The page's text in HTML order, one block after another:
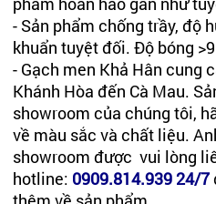
- Sản phẩm chống trầy, độ
khuẩn tuyệt đối. Độ bóng
- Gạch men Khả Hân cung
Khánh Hòa đến Cà Mau.
showroom của chúng tôi,
về màu sắc và chất liệu.
showroom được vui lòng
hotline: 0909.814.939 24/7